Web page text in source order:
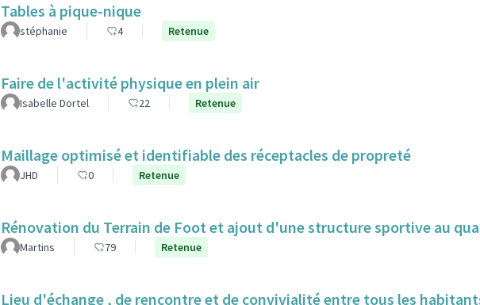
Tables à pique-nique
stéphanie 4 Retenue
Faire de l'activité physique en plein air
Isabelle Dortel 22 Retenue
Maillage optimisé et identifiable des réceptacles de propreté
JHD 0 Retenue
Rénovation du Terrain de Foot et ajout d'une structure sportive au
Martins 79 Retenue
Lieu d'échange , de rencontre et de convivialité entre tous les